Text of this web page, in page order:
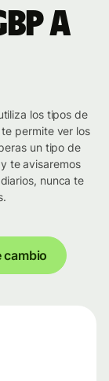
a
los tipos de
permite ver los
un tipo de
te avisaremos
nunca te
cambio